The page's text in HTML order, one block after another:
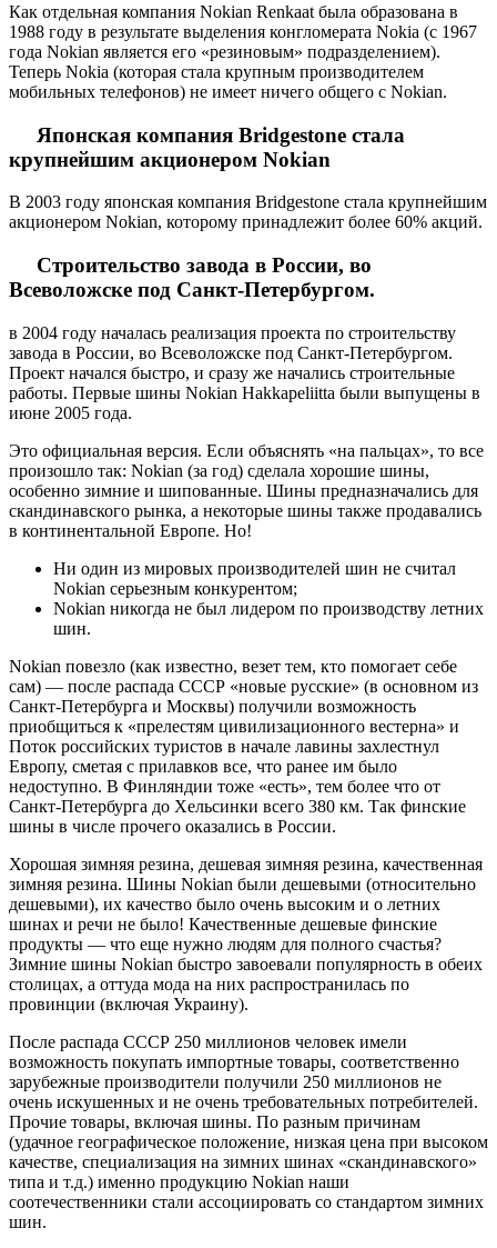
Как отдельная компания Nokian Renkaat была образована в
1988 году в результате выделения конгломерата Nokia (с 1967
года Nokian является его «резиновым» подразделением).
Теперь Nokia (которая стала крупным производителем
мобильных телефонов) не имеет ничего общего с Nokian.
Японская компания Bridgestone стала
крупнейшим акционером Nokian
В 2003 году японская компания Bridgestone стала крупнейшим
акционером Nokian, которому принадлежит более 60% акций.
Строительство завода в России, во
Всеволожске под Санкт-Петербургом.
в 2004 году началась реализация проекта по строительству
завода в России, во Всеволожске под Санкт-Петербургом.
Проект начался быстро, и сразу же начались строительные
работы. Первые шины Nokian Hakkapeliitta были выпущены в
июне 2005 года.
Это официальная версия. Если объяснять «на пальцах», то все
произошло так: Nokian (за год) сделала хорошие шины,
особенно зимние и шипованные. Шины предназначались для
скандинавского рынка, а некоторые шины также продавались
в континентальной Европе. Но!
Ни один из мировых производителей шин не считал
Nokian серьезным конкурентом;
Nokian никогда не был лидером по производству летних
шин.
Nokian повезло (как известно, везет тем, кто помогает себе
сам) — после распада СССР «новые русские» (в основном из
Санкт-Петербурга и Москвы) получили возможность
приобщиться к «прелестям цивилизационного вестерна» и
Поток российских туристов в начале лавины захлестнул
Европу, сметая с прилавков все, что ранее им было
недоступно. В Финляндии тоже «есть», тем более что от
Санкт-Петербурга до Хельсинки всего 380 км. Так финские
шины в числе прочего оказались в России.
Хорошая зимняя резина, дешевая зимняя резина, качественная
зимняя резина. Шины Nokian были дешевыми (относительно
дешевыми), их качество было очень высоким и о летних
шинах и речи не было! Качественные дешевые финские
продукты — что еще нужно людям для полного счастья?
Зимние шины Nokian быстро завоевали популярность в обеих
столицах, а оттуда мода на них распространилась по
провинции (включая Украину).
После распада СССР 250 миллионов человек имели
возможность покупать импортные товары, соответственно
зарубежные производители получили 250 миллионов не
очень искушенных и не очень требовательных потребителей.
Прочие товары, включая шины. По разным причинам
(удачное географическое положение, низкая цена при высоком
качестве, специализация на зимних шинах «скандинавского»
типа и т.д.) именно продукцию Nokian наши
соотечественники стали ассоциировать со стандартом зимних
шин.